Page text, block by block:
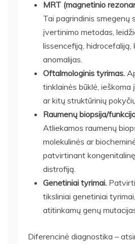
MRT (magnetinio
Tai pagrindinis smegenų
įvertinimo metodas,
lissencefiją, hidrocefaliją,
anomalijas.
Oftalmologinis tyrimas.
tinklainės būklė,
ar kitų struktūrinių
Raumenų biopsija/
Atliekamos raumenų
molekulinės ar
patvirtinant
distrofiją.
Genetiniai tyrimai.
tiksliniai genetiniai
atitinkamų genų
Diferencinė diagnostika –